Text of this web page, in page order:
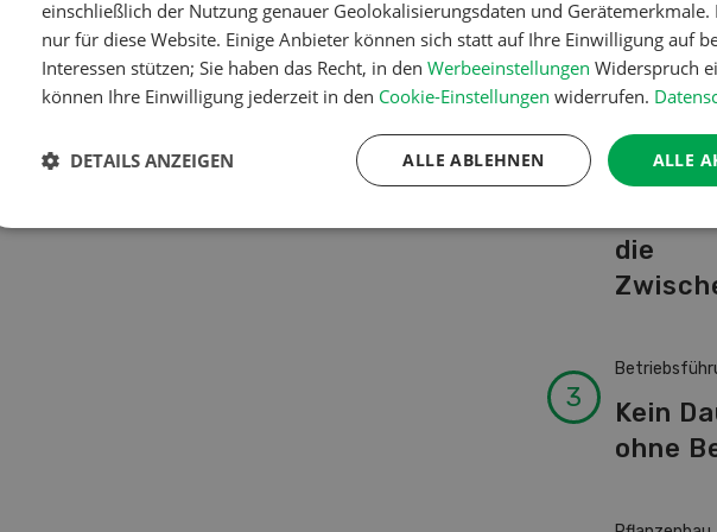
DRUCKEN
von A-
Pflanzenbau
die
Kein
ohne
einschließlich der Nutzung genauer Geolokalisierungsdaten und
nur für diese Website. Einige Anbieter können sich statt auf Ihre Einwilligung auf
Interessen stützen; Sie haben das Recht, in den Werbeeinstellungen Widerspruch
können Ihre Einwilligung jederzeit in den Cookie-Einstellungen widerrufen.
ALLE
ALLE ABLEHNEN
DETAILS ANZEIGEN